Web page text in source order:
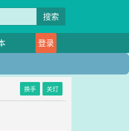
搜索
登录
换手 关灯